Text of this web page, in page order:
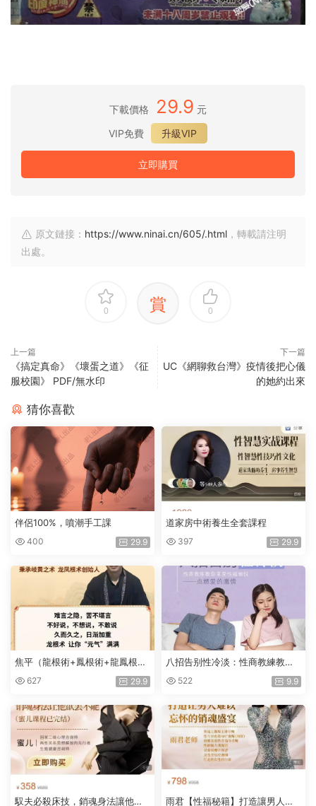
下載價格 29.9 元
VIP免費
升級VIP
立即購買
原文鏈接： https://www.ninai.cn/605/.html ，轉載請注明
出處。
0 賞 0
上一篇
《搞定真命》《壞蛋之道》《征
服校園》 PDF/無水印
下一篇
UC《網聊救台灣》疫情後把心儀
的她約出來
猜你喜歡
伴侶100%，噴潮手工課
400 29.9
道家房中術養生全套課程
397 29.9
焦平（龍根術+鳳根術+龍鳳根
術）627 29.9
八招告别性冷淡：性商教練教你
享受性福愉悅，點燃愛的激情
522 9.9
馭夫必殺床技，銷魂身法讓他欲 雨君【性福秘籍】打造讓男人難